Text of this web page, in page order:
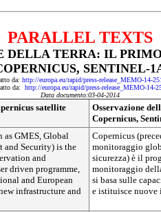
PARALLEL TEXTS
DELLA TERRA: IL
SENTINEL-
da: http://europa.eu/rapid/press-release_MEMO-14-
da: http://europa.eu/rapid/press-release_MEMO-14-
Data documento:03-04-2014
satellite
Osservazione
Copernicus,
as GMES, Global
Security) is the
and
driven programme,
and European
infrastructure and
Copernicus
monitoraggio
sicurezza) è il
monitoraggio
si basa sulle
e istituisce nuove